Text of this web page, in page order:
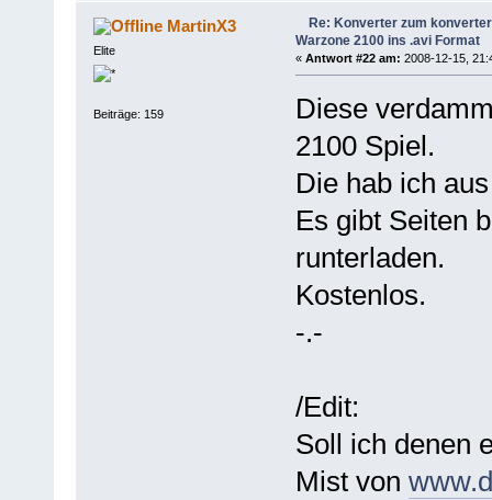
MartinX3
Elite
Beiträge: 159
Re: Konverter zum
Warzone 2100 ins .avi Format
« Antwort #22 am: 2008-12-15,
Diese
2100 Spiel.
Die hab ich
Es gibt Seiten
runterladen.
Kostenlos.
-.-
/Edit:
Soll ich denen
Mist von